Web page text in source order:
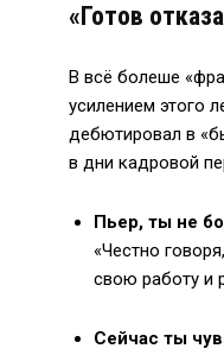
«Готов
В всё болеше
усилением этого
дебютировал в
в дни кадровой
Пьер, ты не
«Честно
свою работу и
Сейчас ты